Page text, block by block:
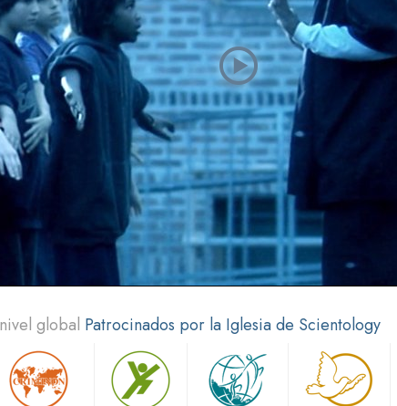
global Patrocinados por la Iglesia de Scientology